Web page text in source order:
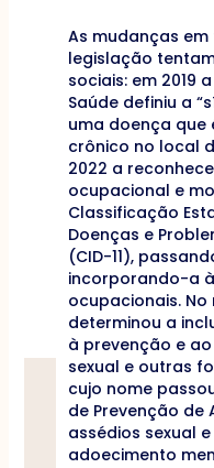
As mudanças
legislação
sociais: em 2019
Saúde definiu a
uma doença que
crônico no local
2022 a
ocupacional e
Classificação
Doenças e
(CID-11),
incorporando-a
ocupacionais. No
determinou a
à prevenção e
sexual e outras
cujo nome
de Prevenção de
assédios sexual
adoecimento